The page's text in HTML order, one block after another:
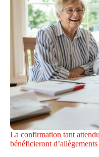
La confirmation tant
bénéficieront